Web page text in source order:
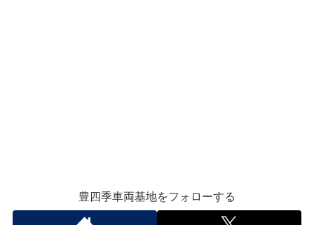
豊四季車両基地をフォローする